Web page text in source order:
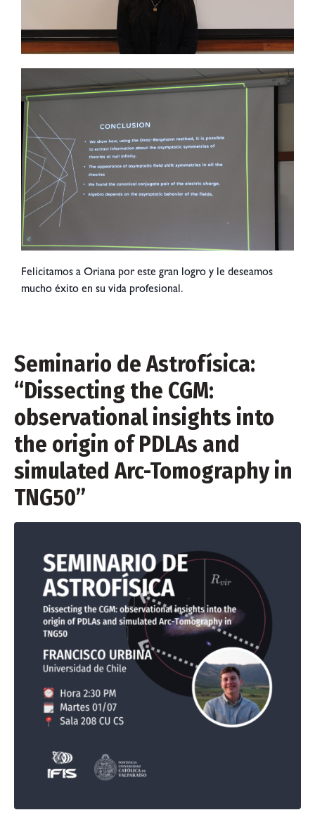
Felicitamos a Oriana por este gran logro y le deseamos
mucho éxito en su vida profesional.
Seminario de Astrofísica:
“Dissecting the CGM:
observational insights into
the origin of PDLAs and
simulated Arc-Tomography in
TNG50”